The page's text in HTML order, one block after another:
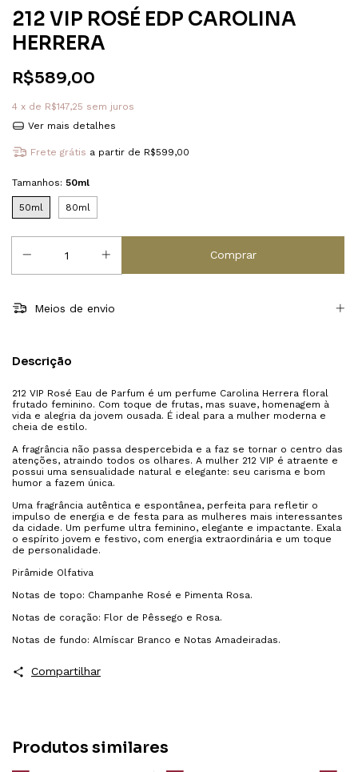
212 VIP ROSÉ EDP CAROLINA
HERRERA
R$589,00
4 x de R$147,25 sem juros
Ver mais detalhes
Frete grátis a partir de R$599,00
Tamanhos: 50ml
50ml 80ml
Meios de envio
Descrição
212 VIP Rosé Eau de Parfum é um perfume Carolina Herrera floral
frutado feminino. Com toque de frutas, mas suave, homenagem à
vida e alegria da jovem ousada. É ideal para a mulher moderna e
cheia de estilo.
A fragrância não passa despercebida e a faz se tornar o centro das
atenções, atraindo todos os olhares. A mulher 212 VIP é atraente e
possui uma sensualidade natural e elegante: seu carisma e bom
humor a fazem única.
Uma fragrância autêntica e espontânea, perfeita para refletir o
impulso de energia e de festa para as mulheres mais interessantes
da cidade. Um perfume ultra feminino, elegante e impactante. Exala
o espírito jovem e festivo, com energia extraordinária e um toque
de personalidade.
Pirâmide Olfativa
Notas de topo: Champanhe Rosé e Pimenta Rosa.
Notas de coração: Flor de Pêssego e Rosa.
Notas de fundo: Almíscar Branco e Notas Amadeiradas.
Compartilhar
Produtos similares